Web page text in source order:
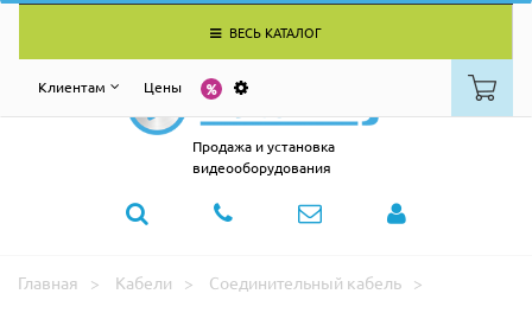
ВЕСЬ КАТАЛОГ
Клиентам Цены
Продажа и установка
видеооборудования
Главная Кабели
Соединительный кабель